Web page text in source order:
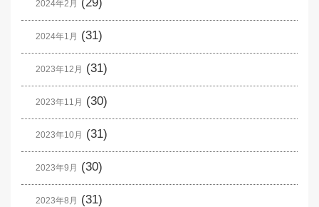
2024年2月
2024年1月 (31)
2023年12月 (31)
2023年11月 (30)
2023年10月 (31)
2023年9月 (30)
2023年8月 (31)